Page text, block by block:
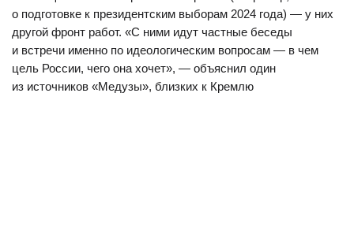
о подготовке к президентским выборам 2024 года) — у них
другой фронт работ. «С ними идут частные беседы
и встречи именно по идеологическим вопросам — в чем
цель России, чего она хочет», — объяснил один
из источников «Медузы», близких к Кремлю